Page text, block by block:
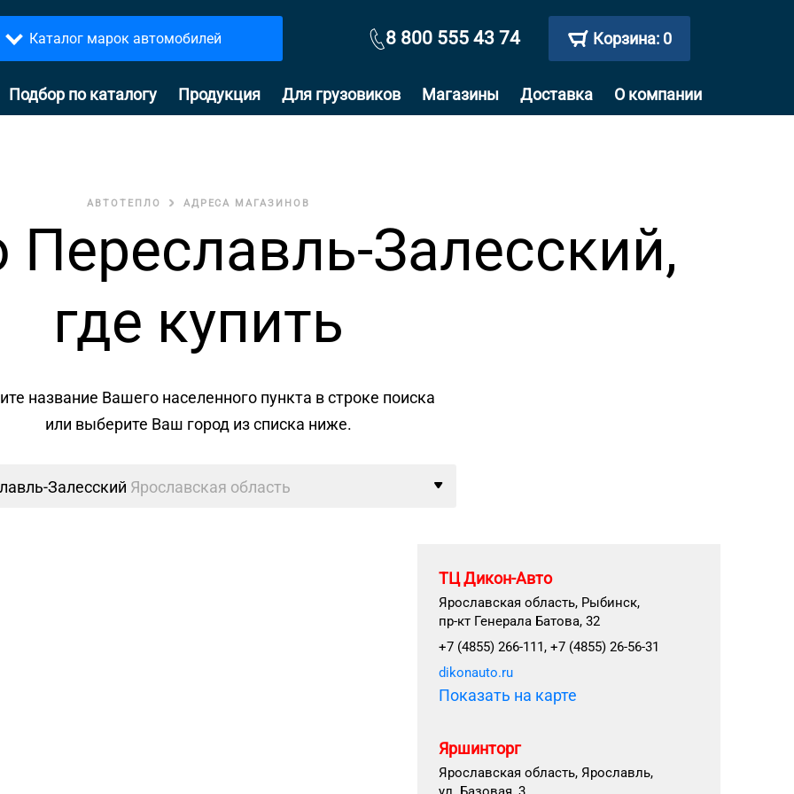
Каталог марок автомобилей 8 800 555 43 74 Корзина: 0
Подбор по каталогу Продукция Для грузовиков Магазины Доставка О компании
АВТОТЕПЛО АДРЕСА МАГАЗИНОВ
Переславль-Залесский,
где купить
название Вашего населенного пункта в строке поиска
или выберите Ваш город из списка ниже.
Залесский Ярославская область
ТЦ Дикон-Авто
Ярославская область, Рыбинск,
пр-кт Генерала Батова, 32
+7 (4855) 266-111, +7 (4855) 26-56-31
dikonauto.ru
Показать на карте
Яршинторг
Ярославская область, Ярославль,